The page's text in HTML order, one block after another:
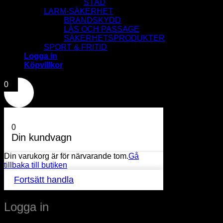
STÄD
LARM-SÄKERHET
BRANDSKYDD
LÅS OCH PASSAGE
SÄKERHETSPRODUKTER
SPORT & FRITID
Logga in
Köpvillkor
0
0
Din kundvagn
Din varukorg är för närvarande tom.Gå
tillbaka till butiken
Fortsätt handla
Logga in